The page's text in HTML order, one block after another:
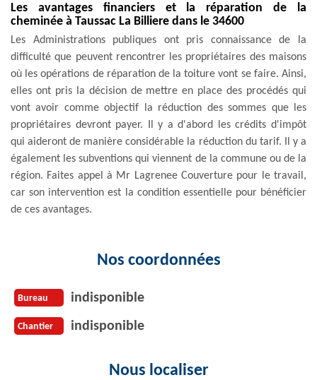
Les avantages financiers et la réparation de la
cheminée à Taussac La Billiere dans le 34600
Les Administrations publiques ont pris connaissance de la
difficulté que peuvent rencontrer les propriétaires des maisons
où les opérations de réparation de la toiture vont se faire. Ainsi,
elles ont pris la décision de mettre en place des procédés qui
vont avoir comme objectif la réduction des sommes que les
propriétaires devront payer. Il y a d'abord les crédits d'impôt
qui aideront de manière considérable la réduction du tarif. Il y a
également les subventions qui viennent de la commune ou de la
région. Faites appel à Mr Lagrenee Couverture pour le travail,
car son intervention est la condition essentielle pour bénéficier
de ces avantages.
Nos coordonnées
Bureau indisponible
Chantier indisponible
Nous localiser